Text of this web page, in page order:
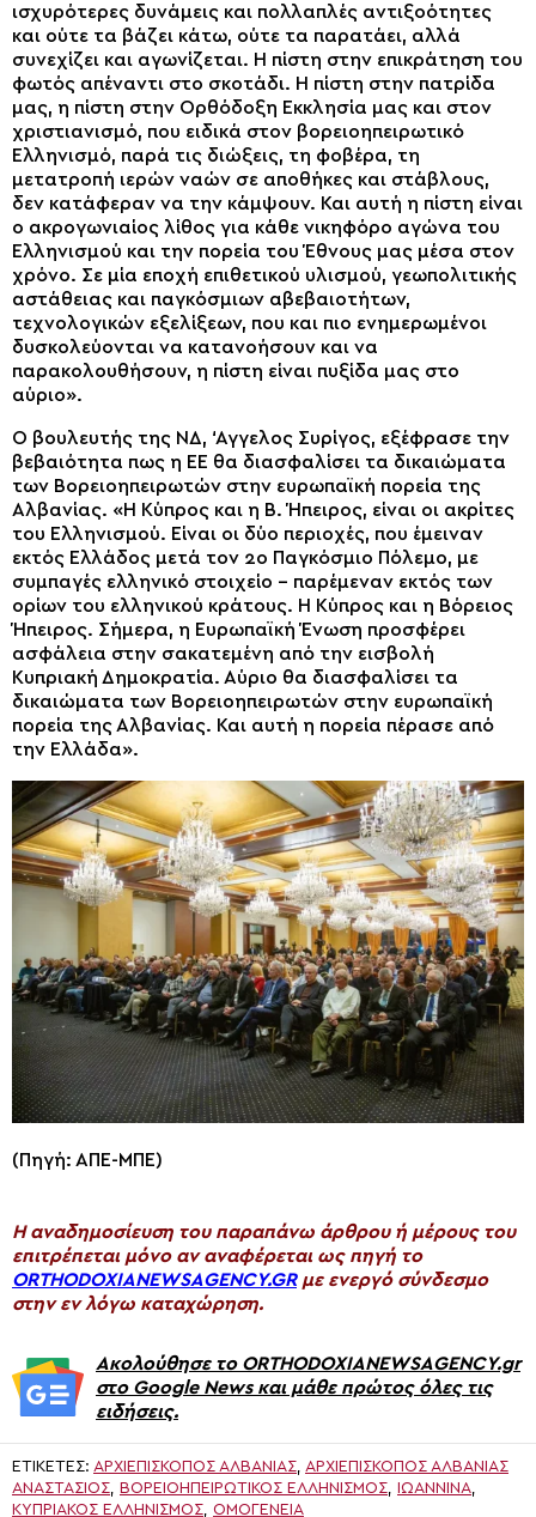
ισχυρότερες δυνάμεις και πολλαπλές αντιξοότητες
και ούτε τα βάζει κάτω, ούτε τα παρατάει, αλλά
συνεχίζει και αγωνίζεται. Η πίστη στην επικράτηση του
φωτός απέναντι στο σκοτάδι. Η πίστη στην πατρίδα
μας, η πίστη στην Ορθόδοξη Εκκλησία μας και στον
χριστιανισμό, που ειδικά στον βορειοηπειρωτικό
Ελληνισμό, παρά τις διώξεις, τη φοβέρα, τη
μετατροπή ιερών ναών σε αποθήκες και στάβλους,
δεν κατάφεραν να την κάμψουν. Και αυτή η πίστη είναι
ο ακρογωνιαίος λίθος για κάθε νικηφόρο αγώνα του
Ελληνισμού και την πορεία του Έθνους μας μέσα στον
χρόνο. Σε μία εποχή επιθετικού υλισμού, γεωπολιτικής
αστάθειας και παγκόσμιων αβεβαιοτήτων,
τεχνολογικών εξελίξεων, που και πιο ενημερωμένοι
δυσκολεύονται να κατανοήσουν και να
παρακολουθήσουν, η πίστη είναι πυξίδα μας στο
αύριο».
Ο βουλευτής της ΝΔ, ‘Αγγελος Συρίγος, εξέφρασε την
βεβαιότητα πως η ΕΕ θα διασφαλίσει τα δικαιώματα
των Βορειοηπειρωτών στην ευρωπαϊκή πορεία της
Αλβανίας. «Η Κύπρος και η Β. Ήπειρος, είναι οι ακρίτες
του Ελληνισμού. Είναι οι δύο περιοχές, που έμειναν
εκτός Ελλάδος μετά τον 2ο Παγκόσμιο Πόλεμο, με
συμπαγές ελληνικό στοιχείο – παρέμεναν εκτός των
ορίων του ελληνικού κράτους. Η Κύπρος και η Βόρειος
Ήπειρος. Σήμερα, η Ευρωπαϊκή Ένωση προσφέρει
ασφάλεια στην σακατεμένη από την εισβολή
Κυπριακή Δημοκρατία. Αύριο θα διασφαλίσει τα
δικαιώματα των Βορειοηπειρωτών στην ευρωπαϊκή
πορεία της Αλβανίας. Και αυτή η πορεία πέρασε από
την Ελλάδα».
(Πηγή: ΑΠΕ-ΜΠΕ)
H αναδημοσίευση του παραπάνω άρθρου ή μέρους του
επιτρέπεται μόνο αν αναφέρεται ως πηγή το
ORTHODOXIANEWSAGENCY.GRμε ενεργό σύνδεσμο
στην εν λόγω καταχώρηση.
Ακολούθησε το ORTHODOXIANEWSAGENCY.gr
στο Google News και μάθε πρώτος όλες τις
ειδήσεις.
ΕΤΙΚΈΤΕΣ: ΑΡΧΙΕΠΊΣΚΟΠΟΣ ΑΛΒΑΝΊΑΣ ΑΡΧΙΕΠΊΣΚΟΠΟΣ ΑΛΒΑΝΊΑΣ
ΑΝΑΣΤΆΣΙΟΣ ΒΟΡΕΙΟΗΠΕΙΡΩΤΙΚΌΣ ΕΛΛΗΝΙΣΜΌΣ ΙΩΆΝΝΙΝΑ
ΚΥΠΡΙΑΚΌΣ ΕΛΛΗΝΙΣΜΌΣ ΟΜΟΓΕΝΕΙΑ